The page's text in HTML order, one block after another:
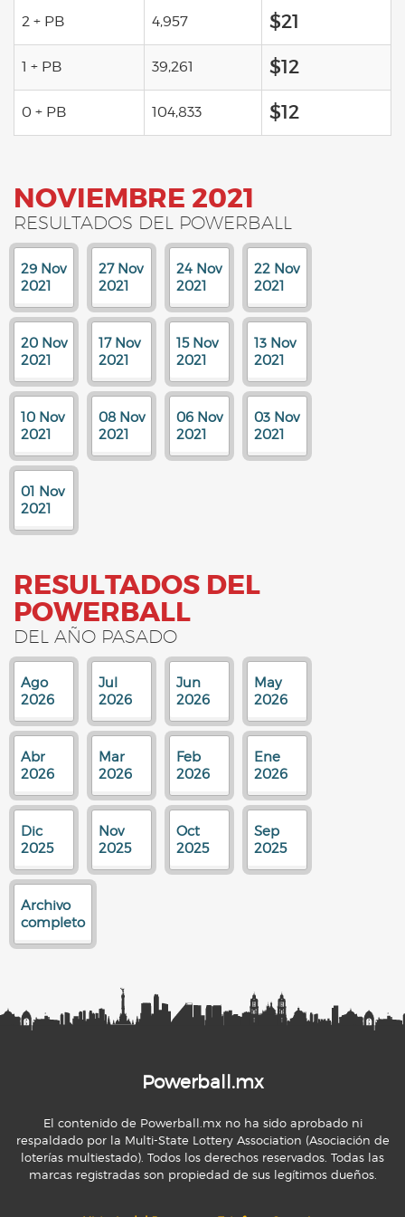
2 + PB 4,957 $21
1 + PB 39,261 $12
0 + PB 104,833 $12
NOVIEMBRE 2021
RESULTADOS DEL POWERBALL
29 Nov
2021
27 Nov
2021
24 Nov
2021
22 Nov
2021
20 Nov
2021
17 Nov
2021
15 Nov
2021
13 Nov
2021
10 Nov
2021
08 Nov
2021
06 Nov
2021
03 Nov
2021
01 Nov
2021
RESULTADOS DEL
POWERBALL
DEL AÑO PASADO
Ago
2026
Jul
2026
Jun
2026
May
2026
Abr
2026
Mar
2026
Feb
2026
Ene
2026
Dic
2025
Nov
2025
Oct
2025
Sep
2025
Archivo
completo
Powerball.mx
El contenido de Powerball.mx no ha sido aprobado ni
respaldado por la Multi-State Lottery Association (Asociación de
loterías multiestado). Todos los derechos reservados. Todas las
marcas registradas son propiedad de sus legítimos dueños.